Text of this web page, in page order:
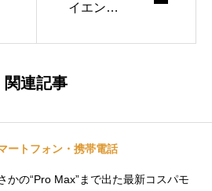
活動中です。
イエンド
ラ搭載
関連記事
ートフォン・携帯電話
かの“Pro Max”まで出た最新コスパモ